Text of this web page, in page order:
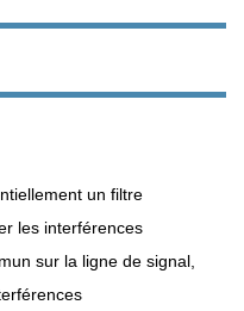
un filtre
les interférences
sur la ligne de signal,